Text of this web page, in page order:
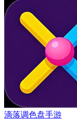
滴落调色盘手游